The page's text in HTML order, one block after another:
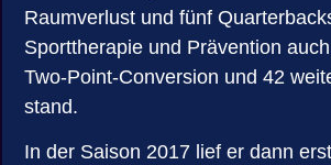
Raumverlust und fünf
Sporttherapie und Prävention
Two-Point-Conversion und 42
stand.
In der Saison 2017 lief er dann